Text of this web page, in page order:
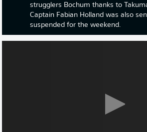
strugglers Bochum thanks to
Captain Fabian Holland was also
suspended for the weekend.